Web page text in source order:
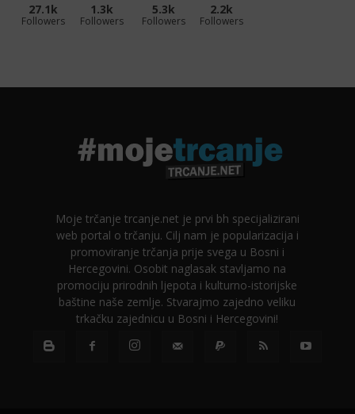
27.1k
Followers
1.3k
Followers
5.3k
Followers
2.2k
Followers
Moje trčanje trcanje.net je prvi bh specijalizirani
web portal o trčanju. Cilj nam je popularizacija i
promoviranje trčanja prije svega u Bosni i
Hercegovini. Osobit naglasak stavljamo na
promociju prirodnih ljepota i kulturno-istorijske
baštine naše zemlje. Stvarajmo zajedno veliku
trkačku zajednicu u Bosni i Hercegovini!